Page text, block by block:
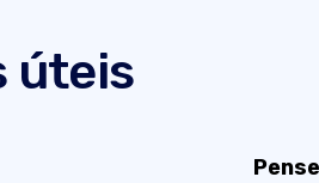
úteis